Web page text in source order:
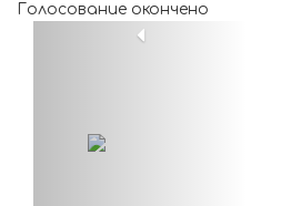
Голосование окончено